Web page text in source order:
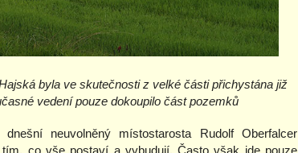
byla ve skutečnosti z velké části přichystána již
vedení pouze dokoupilo část pozemků
neuvolněný místostarosta Rudolf Oberfalcer
tím, co vše postaví a vybudují. Často však jde pouze